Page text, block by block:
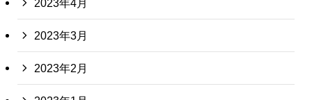
2023年4月
2023年3月
2023年2月